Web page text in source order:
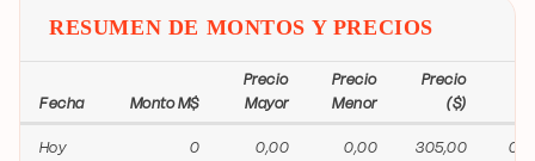
RESUMEN DE MONTOS Y PRECIOS
Fecha Monto M$
Precio
Mayor
Precio
Menor
Precio
($)
Hoy 0 0,00 0,00 305,00